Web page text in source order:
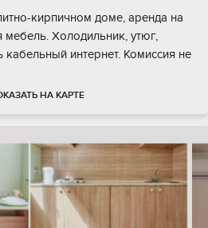
кирпичном доме, аренда на
мебель. Холодильник, утюг,
кабельный интернет. Комиссия не
НА КАРТЕ